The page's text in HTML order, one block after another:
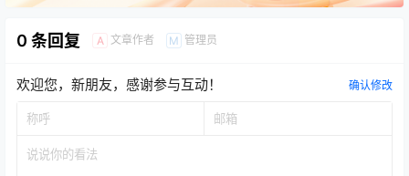
0 条回复 A 文章作者 M 管理员
欢迎您，新朋友，感谢参与互动！ 确认修改